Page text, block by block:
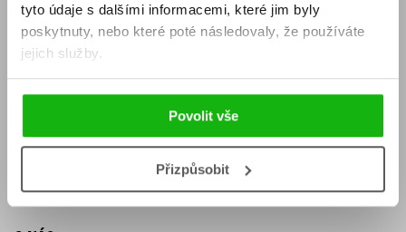
tyto údaje s dalšími informacemi, které jim byly
poskytnuty, nebo které poté následovaly, že používáte
jejich služby.
Povolit vše
Přizpůsobit
Naši autoři
Obchodní podmínky
Jak nakoupit
Dárkové poukazy
Affiliate program
KONTAKTY
Sídlo společnosti
Kontakty Albatros Media